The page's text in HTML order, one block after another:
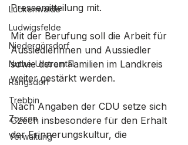
Luckenwalde
Ludwigsfelde
Niedergörsdorf
Nuthe-Urstromtal
Rangsdorf
Trebbin
Zossen
Verwaltung
Pressemitteilung mit.
Mit der Berufung soll die Arbeit für
Aussiedlerinnen und Aussiedler
sowie deren Familien im Landkreis
weiter gestärkt werden.
Nach Angaben der CDU setze sich
Czech insbesondere für den Erhalt
der Erinnerungskultur, die